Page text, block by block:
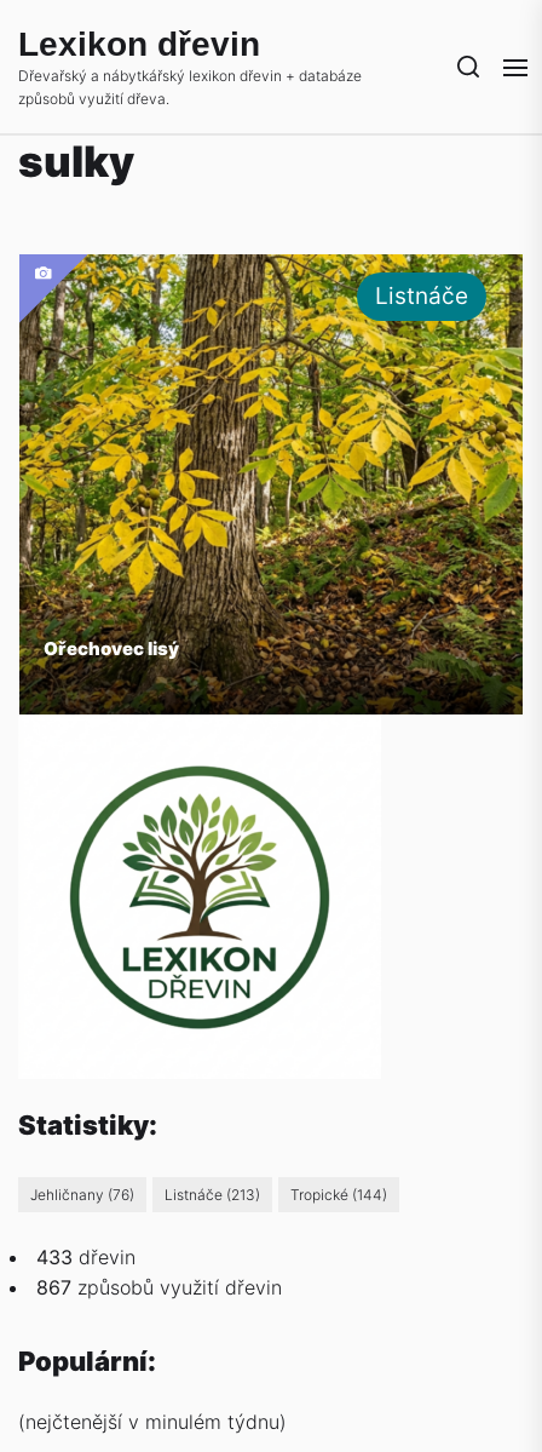
the
content
Lexikon dřevin
Dřevařský a nábytkářský lexikon dřevin + databáze
způsobů využití dřeva.
sulky
Listnáče
Ořechovec lisý
Statistiky:
Jehličnany (76) Listnáče (213) Tropické (144)
433 dřevin
867 způsobů využití dřevin
Populární:
(nejčtenější v minulém týdnu)